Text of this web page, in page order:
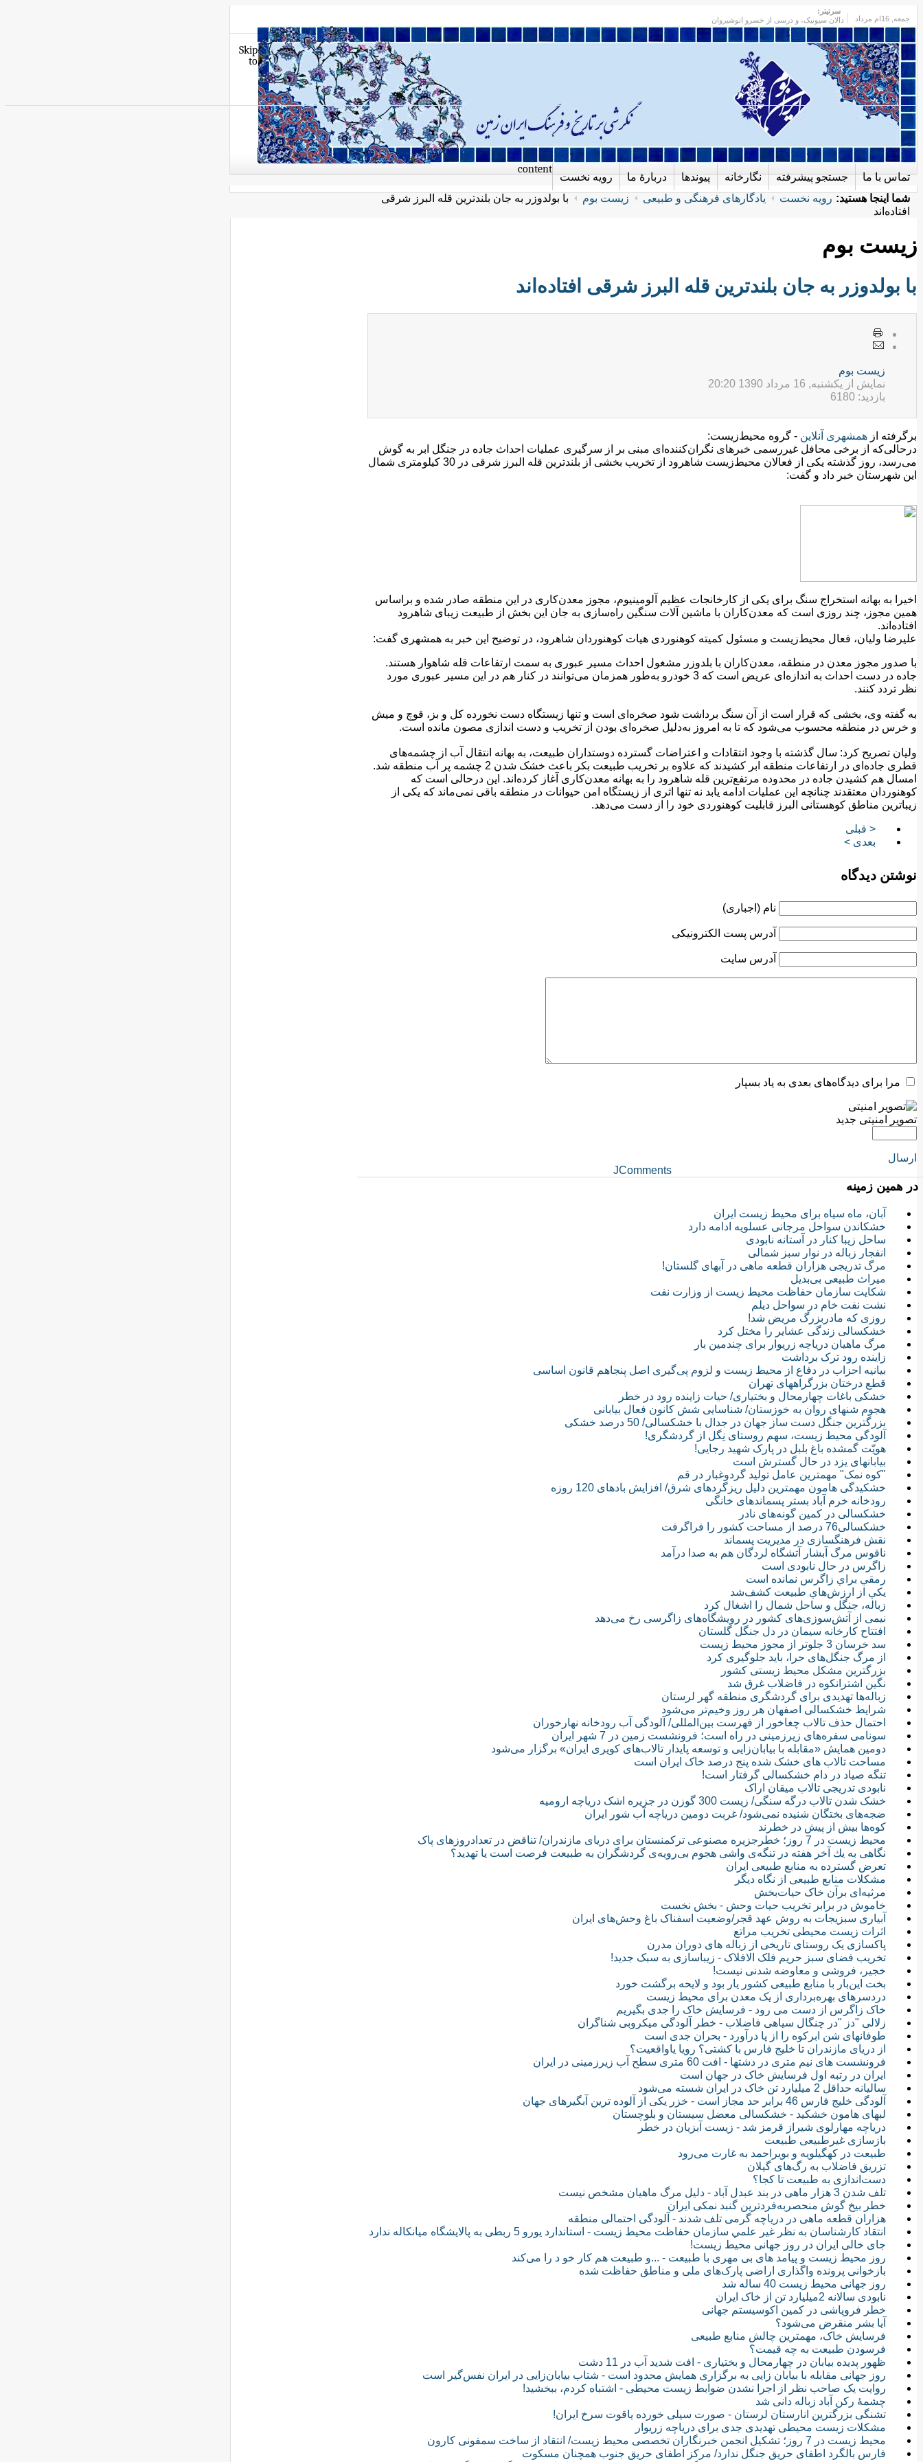
جمعه
سرتیتر:
دالان سیونیک، و درسی از خسرو انوشیروان
رویه نخست دربارهٔ ما پیوندها نگارخانه جستجو پیشرفته تماس با ما
Skip
to
content
شما اینجا هستید: رویه نخست یادگارهای فرهنگی و طبیعی زیست بوم
با بولدوزر به جان بلندترین قله البرز شرقی
افتاده‌اند
زیست بوم
با بولدوزر به جان بلندترین قله البرز شرقی افتاده‌اند
زيست بوم
نمایش از یکشنبه, 16 مرداد 1390 20:20
بازدید: 6180
برگرفته از همشهری آنلاین - گروه محیط‌زیست:
درحالی‌که از برخی محافل غیررسمی خبرهای نگران‌کننده‌ای مبنی بر از سر‌گیری عملیات احداث جاده در جنگل ابر به گوش
می‌رسد، روز گذشته یکی از فعالان محیط‌زیست شاهرود از تخریب بخشی از بلندترین قله البرز شرقی در 30 کیلومتری شمال
این شهرستان خبر داد و گفت:
اخیرا به بهانه استخراج سنگ برای یکی از کارخانجات عظیم آلومینیوم، مجوز معدن‌کاری در این منطقه صادر شده و براساس
همین مجوز، چند روزی است که معدن‌کاران با ماشین آلات سنگین راه‌سازی به جان این بخش از طبیعت زیبای شاهرود
افتاده‌اند.
علیرضا ولیان، فعال محیط‌زیست و مسئول کمیته کوهنوردی هیات کوهنوردان شاهرود، در توضیح این خبر به همشهری گفت:
با صدور مجوز معدن در منطقه، معدن‌کاران با بلدوزر مشغول احداث مسیر عبوری به سمت ارتفاعات قله شاهوار هستند.
جاده در دست احداث به اندازه‌ای عریض است که 3 خودرو به‌طور همزمان می‌توانند در کنار هم در این مسیر عبوری مورد
نظر تردد کنند.
به گفته وی، بخشی که قرار است از آن سنگ برداشت شود صخره‌ای است و تنها زیستگاه دست نخورده کل و بز، قوچ و میش
و خرس در منطقه محسوب می‌شود که تا به امروز به‌دلیل صخره‌ای بودن از تخریب و دست اندازی مصون مانده است.
ولیان تصریح کرد: سال گذشته با وجود انتقادات و اعتراضات گسترده دوستداران طبیعت، به بهانه انتقال آب از چشمه‌های
قطری جاده‌ای در ارتفاعات منطقه ابر کشیدند که علاوه بر تخریب طبیعت بکر باعث خشک شدن 2 چشمه پر آب منطقه شد.
امسال هم کشیدن جاده در محدوده مرتفع‌ترین قله شاهرود را به بهانه معدن‌کاری آغاز کرده‌اند. این درحالی است که
کوهنوردان معتقدند چنانچه این عملیات ادامه یابد نه تنها اثری از زیستگاه امن حیوانات در منطقه باقی نمی‌ماند که یکی از
زیباترین مناطق کوهستانی البرز قابلیت کوهنوردی خود را از دست می‌دهد.
< قبلی
بعدی >
نوشتن دیدگاه
نام (اجباری)
آدرس پست الکترونیکی
آدرس سایت
مرا برای دیدگاه‌های بعدی به یاد بسپار
تصویر امنیتی جدید
ارسال
JComments
در همین زمینه
آبان، ماه سیاه برای محیط زیست ایران
خشکاندن سواحل مرجانی عسلویه ادامه دارد
ساحل زیبا کنار در آستانه نابودی‌
انفجار زباله در نوار سبز شمالی
مرگ تدریجی هزاران قطعه ماهی در آبهای گلستان!
میراث طبیعی بی‌بدیل
شکایت سازمان حفاظت محیط زیست از وزارت نفت
نشت نفت خام در سواحل دیلم
روزی که مادربزرگ مریض شد!
خشکسالی زندگی عشایر را مختل کرد
مرگ ماهیان دریاچه زریوار برای چندمین بار
زاینده رود ترک برداشت
بیانیه احزاب در دفاع از محیط زیست و لزوم پی‌گیری اصل پنجاهم قانون اساسی
قطع درختان بزرگراههای تهران
خشکی باغات چهارمحال و بختیاری/ حیات زاینده رود در خطر
هجوم شنهای روان به خوزستان/ شناسایی شش کانون فعال بیابانی
بزرگترین جنگل دست ساز جهان در جدال با خشکسالی/ 50 درصد خشکی
آلودگی محیط زیست، سهم روستای نِگل از گردشگری!
هویّت گمشده باغ بلبل در پارک شهید رجایی!
بیابانهای یزد در حال گسترش است
"کوه نمک" مهمترین عامل تولید گردوغبار در قم
خشکیدگی هامون مهمترین دلیل ریزگردهای شرق/ افزایش بادهای 120 روزه
رودخانه خرم آباد بستر پسماندهای خانگی
خشکسالی در کمین گونه‌های نادر
خشكسالی76 درصد از مساحت كشور را فراگرفت
نقش فرهنگسازی‌ در مدیریت پسماند
ناقوس مرگ آبشار آتشگاه لردگان هم به صدا درآمد
زاگرس در حال نابودی است
رمقي براي زاگرس نمانده است
يكي از ارزش‌هاي طبيعت كشف‌شد
زباله، جنگل و ساحل شمال را اشغال کرد
نیمی از آتش‌سوزی‌های کشور در رویشگاه‌های زاگرسی رخ می‌دهد
افتتاح کارخانه سیمان در دل جنگل گلستان
سد خرسان 3 جلوتر از مجوز محیط زیست
از مرگ جنگل‌های حرا، باید جلوگیری کرد
بزرگترین مشكل محیط زیستی كشور
نگین اشترانکوه در فاضلاب غرق شد
زباله‌ها تهدیدی برای گردشگری منطقه گهر لرستان
شرایط خشکسالی اصفهان هر روز وخیم‌تر می‌شود
احتمال حذف تالاب چغاخور از فهرست بین‌المللی/ آلودگی آب رودخانه نهارخوران
سونامی سفره‌های زیرزمینی در راه است؛ فرونشست زمین در 7 شهر ایران
دومین همایش «مقابله با بیابان‌زایی و توسعه پایدار تالاب‌های کویری ایران» برگزار می‌شود
مساحت تالاب های خشک شده پنج درصد خاک ایران است
تنگه صیاد در دام خشکسالی گرفتار است!
نابودی تدریجی تالاب میقان اراک
خشک شدن تالاب درگه سنگی/ زیست 300 گوزن در جزیره اشک دریاچه ارومیه
ضجه‌های بختگان شنیده نمی‌شود/ غربت دومین دریاچه آب شور ایران
کوه‌ها بیش از پیش در خطرند
محیط زیست در 7 روز؛ خطرجزیره مصنوعی ترکمنستان برای دریای مازندران/ تناقض در تعدادروزهای پاک
نگاهی به یك آخر هفته در تنگه‌ی واشی هجوم بی‌رویه‌ی گردشگران به طبیعت فرصت است یا تهدید؟
تعرض گسترده به منابع طبیعی ایران
مشکلات منابع طبیعی از نگاه دیگر
مرثیه‌ای برآن خاک حیات‌بخش
خاموش در برابر تخریب حیات وحش - بخش نخست
آبیاری سبزیجات به روش عهد قجر/وضعیت اسفناک باغ وحش‌های ایران
اثرات زیست محیطی ‎تخریب مراتع
پاکسازی یک روستای تاریخی از زباله های دوران مدرن
تخریب فضای سبز حریم فلک الافلاک - زیباسازی به سبک جدید!
خجیر، فروشی و معاوضه شدنی نیست!
بخت این‌بار با منابع طبیعی کشور یار بود و لایحه برگشت خورد
دردسرهای بهره‌برداری از یک معدن برای محیط زیست
خاک زاگرس از دست می رود - فرسایش خاک را جدی بگیریم
زلالی "دز "در چنگال سیاهی فاضلاب - خطر آلودگی میکروبی شناگران
طوفانهای شن ابرکوه را از پا درآورد - بحران جدی است
از دریای مازندران تا خلیج فارس با کشتی؟ رویا یاواقعیت؟
فرونشست های نیم متری در دشتها - افت 60 متری سطح آب زیرزمینی در ایران
ایران در رتبه اول فرسایش خاک در جهان است
سالیانه حداقل 2 میلیارد تن خاک در ایران شسته می‌شود
آلودگی خلیج فارس 46 برابر حد مجاز است - خزر یکی از آلوده ترین آبگیرهای جهان
لبهای هامون خشکید - خشکسالی معضل سیستان و بلوچستان
دریاچه مهارلوی شیراز قرمز شد - زیست آبزیان در خطر
بازسازی غیرطبیعی طبیعت
طبیعت در کهگیلویه و بویراحمد به غارت می‌رود
تزریق فاضلاب به رگ‌های گیلان
دست‌اندازی به طبیعت تا کجا؟
تلف شدن 3 هزار ماهی در بند عبدل آباد - دلیل مرگ ماهیان مشخص نیست
خطر بیخ گوش منحصربه‌فردترین گنبد نمکی ایران
هزاران قطعه ماهی در دریاچه گرمی تلف شدند - آلودگی احتمالی منطقه
انتقاد كارشناسان به نظر غير علمي سازمان حفاظت محيط زيست - استاندارد یورو 5 ربطی به پالایشگاه میانکاله ندارد
جای خالی ایران در روز جهانی محیط زیست!
روز محیط زیست و پیامد های بی مهری با طبیعت - ...و طبیعت هم‌ کار خو د را می‌کند
بازخوانی پرونده واگذاری اراضی پارک‌های ملی و مناطق حفاظت شده
روز جهانی محیط‌ زیست 40‌ ساله شد
نابودی سالانه 2میلیارد تن از خاک ایران
خطر فروپاشی در کمین اکوسیستم جهانی
آیا بشر منقرض می‌شود؟
فرسایش خاک، مهمترین چالش منابع طبیعی
فرسودن طبیعت به چه قیمت؟
ظهور پدیده بیابان در چهارمحال و بختیاری - افت شدید آب در 11 دشت
روز جهانی مقابله با بیابان زایی به برگزاری همایش محدود است - شتاب بیابان‌زایی در ایران نفس‌گیر است
روایت یک صاحب نظر از اجرا نشدن ضوابط زیست محیطی - اشتباه کردم، ببخشید!
چشمۀ رکن آباد زباله دانی شد
تشنگی بزرگترین انارستان لرستان - صورت سیلی خورده یاقوت سرخ ایران!
مشکلات زیست محیطی تهدیدی جدی برای دریاچه زریوار
محیط زیست در 7 روز؛ تشکیل انجمن خبرنگاران تخصصی محیط زیست/ انتقاد از ساخت سمفونی کارون
فارس بالگرد اطفای حریق جنگل ندارد/ مرکز اطفای حریق جنوب همچنان مسکوت